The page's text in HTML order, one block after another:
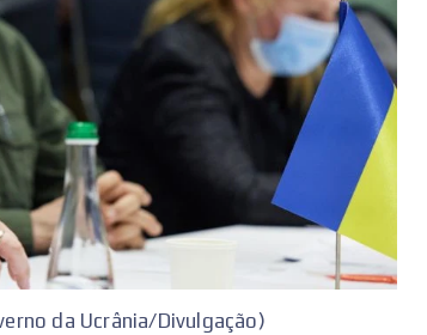
da Ucrânia/Divulgação)